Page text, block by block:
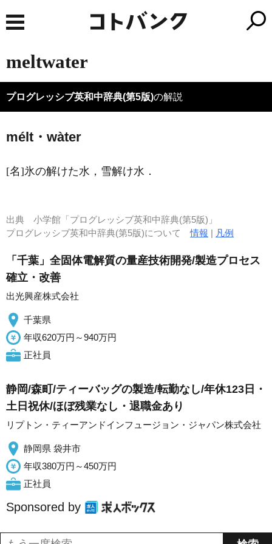
meltwater
プログレッシブ英和中辞典(第5版)の解説
mélt・wàter
[名]氷の解けた水，雪解け水 ．
出典 小学館「プログレッシブ英和中辞典(第5版)」
プログレッシブ英和中辞典(第5版)について情報 | 凡例
「千葉」全固体電解質の量産技術開発/製造プロセス
確立・改善
出光興産株式会社
千葉県
年収620万円～940万円
正社員
静岡/森町/ティーバッグの製造/転勤なし/年休123日・
土日祝休/ほぼ残業なし・退職金あり
リプトン・ティーアンドインフュージョン・ジャパン株式会社
静岡県 袋井市
年収380万円～450万円
正社員
Sponsored by